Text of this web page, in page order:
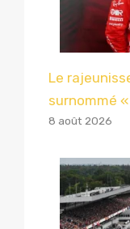
Le
surnommé
8 août 2026